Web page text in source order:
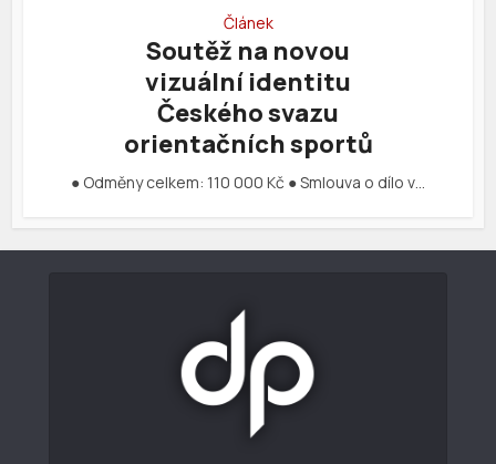
Článek
Soutěž na novou
vizuální identitu
Českého svazu
orientačních sportů
● Odměny celkem: 110 000 Kč ● Smlouva o dílo v…